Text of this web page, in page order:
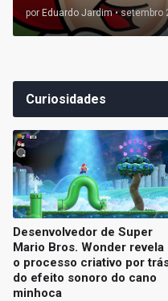
por Eduardo Jardim • setembro
Curiosidades
Desenvolvedor de Super
Mario Bros. Wonder revela
o processo criativo por
do efeito sonoro do cano
minhoca